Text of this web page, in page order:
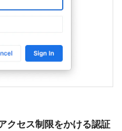
クセス制限をかける認証